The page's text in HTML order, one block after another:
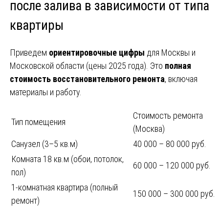
после залива в зависимости от типа
квартиры
Приведем ориентировочные цифры для Москвы и
Московской области (цены 2025 года). Это полная
стоимость восстановительного ремонта, включая
материалы и работу.
Тип помещения
Стоимость ремонта
(Москва)
Санузел (3–5 кв.м)
40 000 – 80 000 руб.
Комната 18 кв.м (обои, потолок,
пол)
60 000 – 120 000 руб.
1-комнатная квартира (полный
ремонт)
150 000 – 300 000 руб.